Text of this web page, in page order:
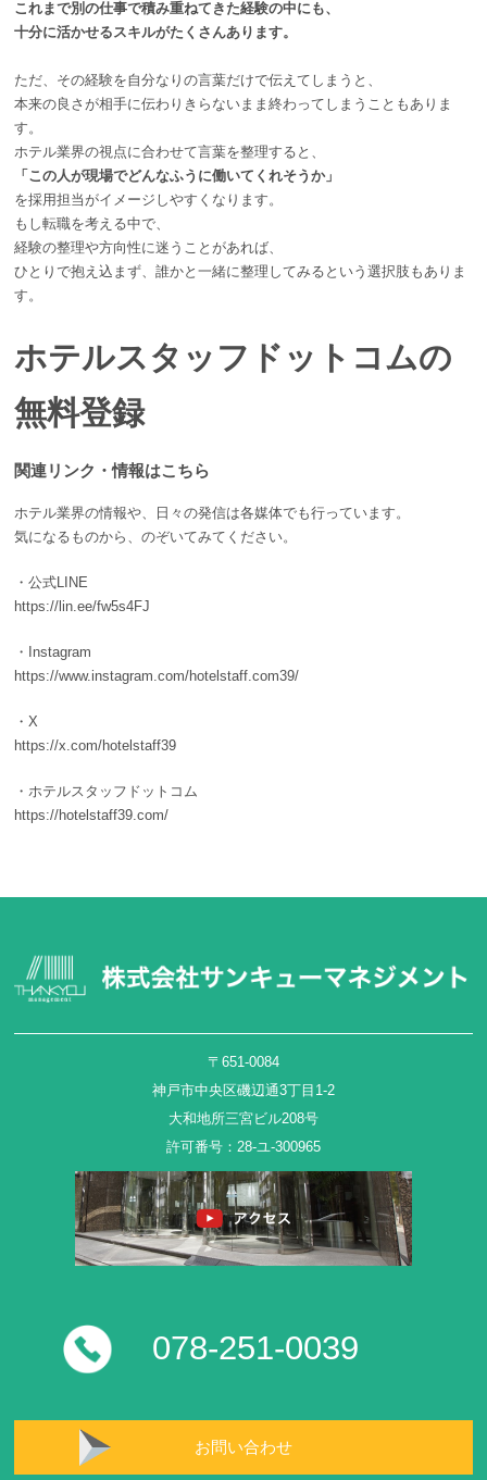
これまで別の仕事で積み重ねてきた経験の中にも、
十分に活かせるスキルがたくさんあります。
ただ、その経験を自分なりの言葉だけで伝えてしまうと、
本来の良さが相手に伝わりきらないまま終わってしまうこともありま
す。
ホテル業界の視点に合わせて言葉を整理すると、
「この人が現場でどんなふうに働いてくれそうか」
を採用担当がイメージしやすくなります。
もし転職を考える中で、
経験の整理や方向性に迷うことがあれば、
ひとりで抱え込まず、誰かと一緒に整理してみるという選択肢もありま
す。
ホテルスタッフドットコムの
無料登録
関連リンク・情報はこちら
ホテル業界の情報や、日々の発信は各媒体でも行っています。
気になるものから、のぞいてみてください。
・公式LINE
https://lin.ee/fw5s4FJ
・Instagram
https://www.instagram.com/hotelstaff.com39/
・X
https://x.com/hotelstaff39
・ホテルスタッフドットコム
https://hotelstaff39.com/
〒651-0084
神戸市中央区磯辺通3丁目1-2
大和地所三宮ビル208号
許可番号：28-ユ-300965
078-251-0039
お問い合わせ